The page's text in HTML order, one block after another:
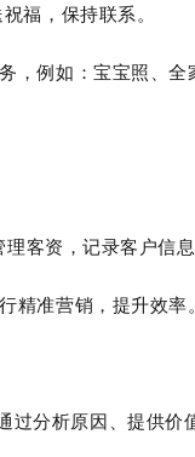
福，保持联系。
，例如：宝宝照、全
理客资，记录客户信
精准营销，提升效率
过分析原因、提供